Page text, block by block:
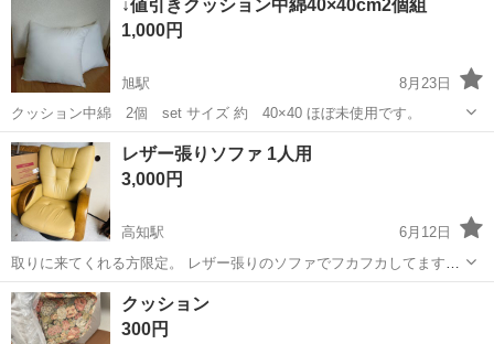
↓値引きクッション中綿40×40cm2個組
1,000円
旭駅
8月23日
クッション中綿 2個 set サイズ 約 40×40 ほぼ未使用です。
高知 高知市 旭駅 ソファ
レザー張りソファ 1人用
3,000円
高知駅
6月12日
取りに来てくれる方限定。 レザー張りのソファでフカフカしてます。
一人用にしては大きめで、ゆったり座れます。 特に目立つような傷や
汚れはないように思います。
高知 高知市
クッション
300円